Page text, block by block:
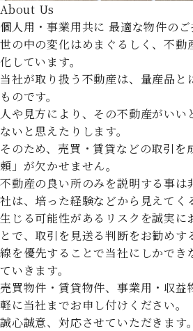
About Us
個人用・事業用共に 最適な物件の
世の中の変化はめまぐるしく、不動
化しています。
当社が取り扱う不動産は、量産品と
ものです。
人や見方により、その不動産がいい
ないと思えたりします。
そのため、売買・賃貸などの取引を
頼」が欠かせません。
不動産の良い所のみを説明する事は
社は、培った経験などから見えてく
生じる可能性があるリスクを誠実に
とで、取引を見送る判断をお勧めす
線を優先することで当社にしかでき
ていきます。
売買物件・賃貸物件、事業用・収益
軽に当社までお申し付けください。
誠心誠意、対応させていただきます。